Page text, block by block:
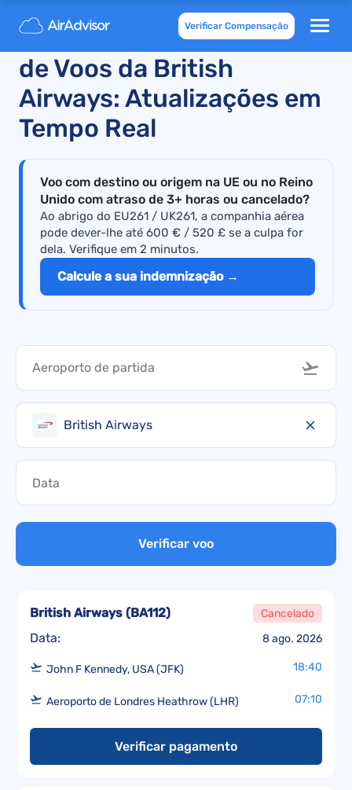
Verificar Compensação
Atrasos e Cancelamentos
de Voos da British
Airways: Atualizações em
Tempo Real
Voo com destino ou origem na UE ou no Reino
Unido com atraso de 3+ horas ou cancelado?
Ao abrigo do EU261 / UK261, a companhia aérea
pode dever-lhe até 600 € / 520 £ se a culpa for
dela. Verifique em 2 minutos.
Calcule a sua indemnização →
British Airways
Verificar voo
Data: 8 ago. 2026
British Airways (BA112) Cancelado
John F Kennedy, USA (JFK) 18:40
Aeroporto de Londres Heathrow (LHR) 07:10
Verificar pagamento